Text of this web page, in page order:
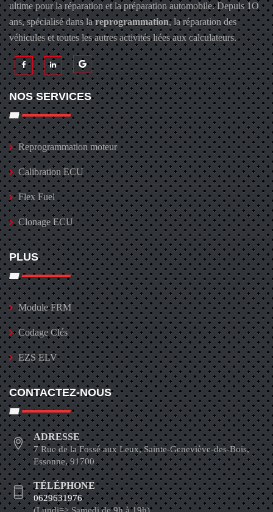
ultime pour la réparation et la préparation automobile. Depuis 1O
ans, spécialisé dans lareprogrammation, la réparation des
véhicules et toutes les autres activités liées aux calculateurs.
NOS SERVICES
Reprogrammation moteur
Calibration ECU
Flex Fuel
Clonage ECU
PLUS
Module FRM
Codage Clés
EZS ELV
CONTACTEZ-NOUS
ADRESSE
7 Rue de la Fossé aux Leux, Sainte-Geneviève-des-Bois,
Essonne, 91700
TÉLÉPHONE
0629631976
(Lundi=> Samedi de 9h à 19h)